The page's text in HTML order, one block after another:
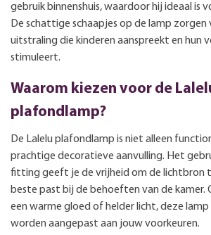
gebruik binnenshuis, waardoor hij ideaal is
De schattige schaapjes op de lamp zorgen
uitstraling die kinderen aanspreekt en hun
stimuleert.
Waarom kiezen voor de
plafondlamp?
De Lalelu plafondlamp is niet alleen
prachtige decoratieve aanvulling. Het
fitting geeft je de vrijheid om de lichtbron
beste past bij de behoeften van de kamer.
een warme gloed of helder licht, deze lamp
worden aangepast aan jouw voorkeuren.